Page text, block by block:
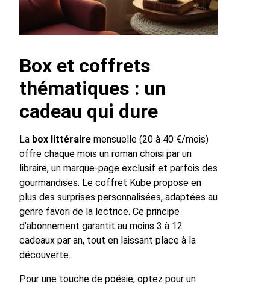
Box et coffrets
thématiques : un
cadeau qui dure
La box littéraire mensuelle (20 à 40 €/mois)
offre chaque mois un roman choisi par un
libraire, un marque-page exclusif et parfois des
gourmandises. Le coffret Kube propose en
plus des surprises personnalisées, adaptées au
genre favori de la lectrice. Ce principe
d’abonnement garantit au moins 3 à 12
cadeaux par an, tout en laissant place à la
découverte.
Pour une touche de poésie, optez pour un